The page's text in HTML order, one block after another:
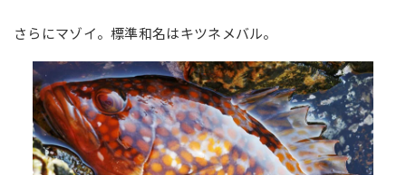
さらにマゾイ。標準和名はキツネメバル。